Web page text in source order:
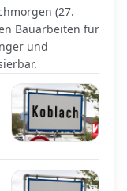
(27.
Bauarbeiten für
und